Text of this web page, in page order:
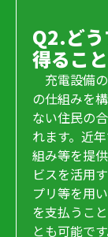
Q2.ど
得るこ
充電設備
の仕組みを
ない住民の
れます。近
組み等を提
ビスを活用
プリ等を用
を支払うこ
とも可能